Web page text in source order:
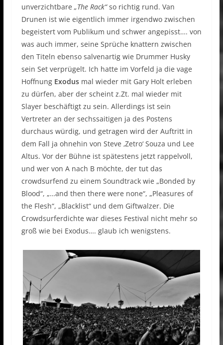
unverzichtbare „The Rack“so richtig rund. Van
Drunen ist wie eigentlich immer irgendwo zwischen
begeistert vom Publikum und schwer angepisst…. von
was auch immer, seine Sprüche knattern zwischen
den Titeln ebenso salvenartig wie Drummer Husky
sein Set verprügelt. Ich hatte im Vorfeld ja die vage
Hoffnung Exodusmal wieder mit Gary Holt erleben
zu dürfen, aber der scheint z.Zt. mal wieder mit
Slayer beschäftigt zu sein. Allerdings ist sein
Vertreter an der sechssaitigen ja des Postens
durchaus würdig, und getragen wird der Auftritt in
dem Fall ja ohnehin von Steve ‚Zetro‘ Souza und Lee
Altus. Vor der Bühne ist spätestens jetzt rappelvoll,
und wer von A nach B möchte, der tut das
crowdsurfend zu einem Soundtrack wie „Bonded by
Blood“, „…and then there were none“, „Pleasures of
the Flesh“, „Blacklist“ und dem Giftwalzer. Die
Crowdsurferdichte war dieses Festival nicht mehr so
groß wie bei Exodus…. glaub ich wenigstens.